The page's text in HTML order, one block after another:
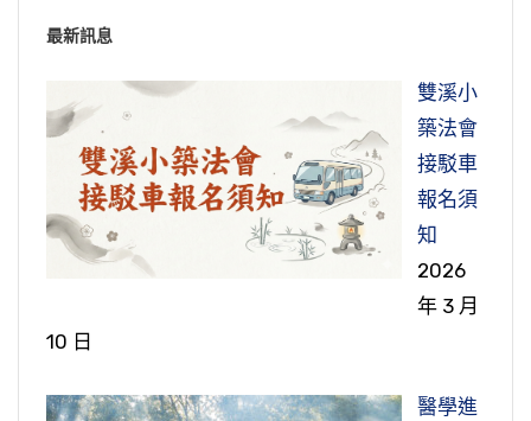
最新訊息
雙溪小
築法會
接駁車
報名須
知
2026
年 3 月
10 日
醫學進